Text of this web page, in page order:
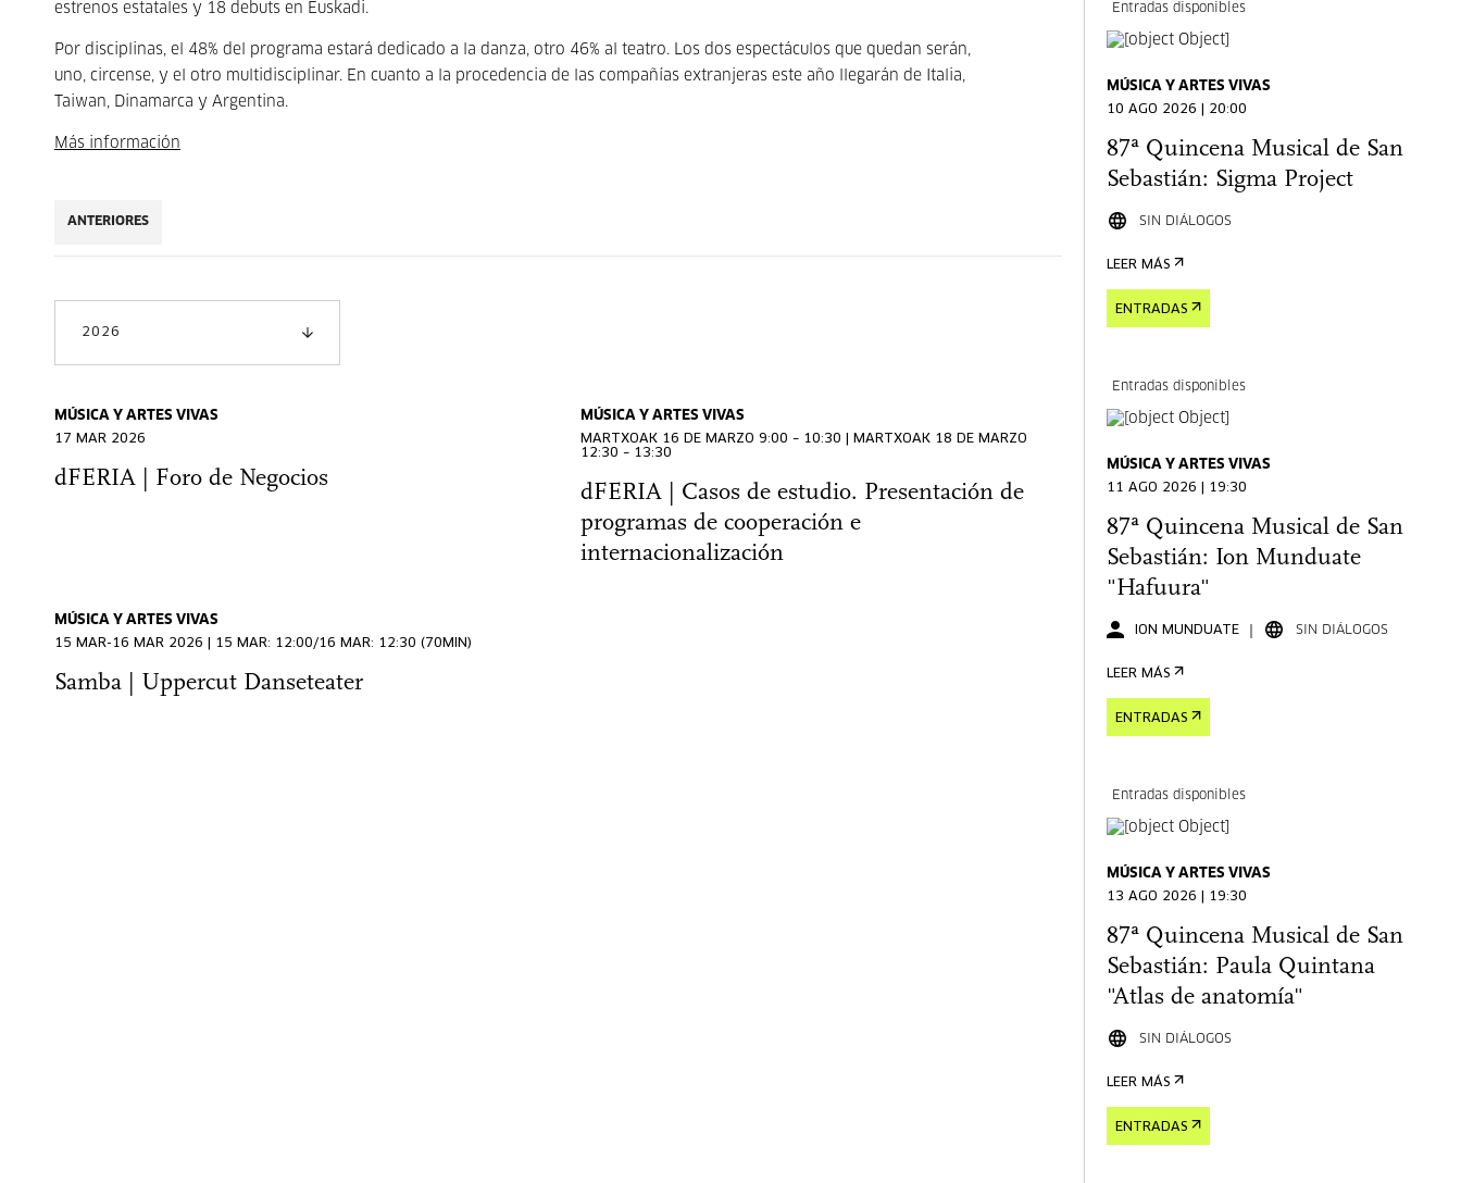
estrenos estatales y 18 debuts en Euskadi.
Por disciplinas, el 48% del programa estará dedicado a la danza, otro 46% al teatro. Los dos espectáculos que quedan serán,
uno, circense, y el otro multidisciplinar. En cuanto a la procedencia de las compañías extranjeras este año llegarán de Italia,
Taiwan, Dinamarca y Argentina.
Más información
ANTERIORES
2026
MÚSICA Y ARTES VIVAS
17 MAR 2026
dFERIA | Foro de Negocios
MÚSICA Y ARTES VIVAS
MARTXOAK 16 DE MARZO 9:00 – 10:30 | MARTXOAK 18 DE MARZO
12:30 – 13:30
dFERIA | Casos de estudio. Presentación de
programas de cooperación e
internacionalización
MÚSICA Y ARTES VIVAS
15 MAR-16 MAR 2026 | 15 MAR: 12:00/16 MAR: 12:30 (70MIN)
Samba | Uppercut Danseteater
Entradas disponibles
MÚSICA Y ARTES VIVAS
10 AGO 2026 | 20:00
87ª Quincena Musical de San
Sebastián: Sigma Project
SIN DIÁLOGOS
LEER MÁS
ENTRADAS
Entradas disponibles
MÚSICA Y ARTES VIVAS
11 AGO 2026 | 19:30
87ª Quincena Musical de San
Sebastián: Ion Munduate
"Hafuura"
ION MUNDUATE SIN DIÁLOGOS
LEER MÁS
ENTRADAS
Entradas disponibles
MÚSICA Y ARTES VIVAS
13 AGO 2026 | 19:30
87ª Quincena Musical de San
Sebastián: Paula Quintana
"Atlas de anatomía"
SIN DIÁLOGOS
LEER MÁS
ENTRADAS